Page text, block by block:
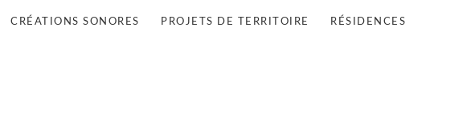
CRÉATIONS SONORES PROJETS DE TERRITOIRE RÉSIDENCES